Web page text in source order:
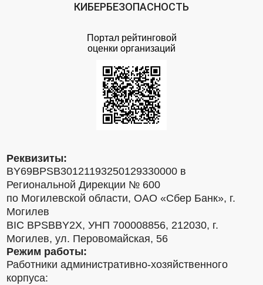
КИБЕРБЕЗОПАСНОСТЬ
Портал рейтинговой
оценки организаций
Реквизиты:
BY69BPSB30121193250129330000 в
Региональной Дирекции № 600
по Могилевской области, ОАО «Сбер Банк», г.
Могилев
BIC BPSBBY2X, УНП 700008856, 212030, г.
Могилев, ул. Перовомайская, 56
Режим работы:
Работники административно-хозяйственного
корпуса: